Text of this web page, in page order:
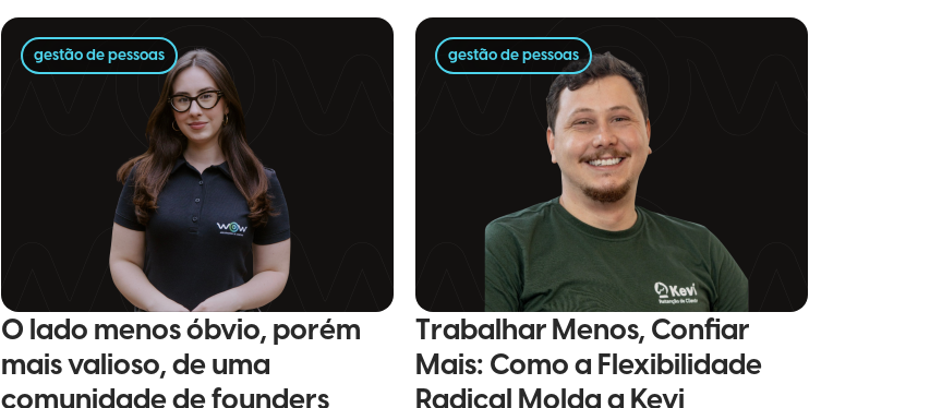
gestão de pessoas
O lado menos óbvio, porém
mais valioso, de uma
comunidade de founders
gestão de pessoas
Trabalhar Menos, Confiar
Mais: Como a Flexibilidade
Radical Molda a Kevi